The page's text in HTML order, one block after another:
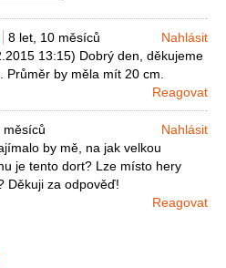
8 let, 10 měsíců
Nahlásit
13:15) Dobrý den, děkujeme
Průměr by měla mít 20 cm.
Reagovat
měsíců
Nahlásit
by mě, na jak velkou
je tento dort? Lze místo hery
Děkuji za odpověď!
Reagovat